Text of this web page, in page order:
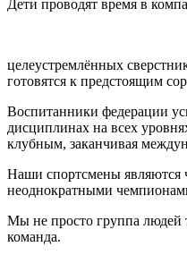
Дети проводят время в
целеустремлённых
готовятся к предстоящим
Воспитанники федерации
дисциплинах на всех
клубным, заканчивая
Наши спортсмены
неоднократными
Мы не просто группа
команда.